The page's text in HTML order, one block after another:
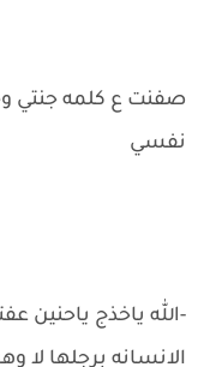
صفنت ع كلمه جنتي
نفسي
-الله ياخذج ياحنين
الانسانه برجلها لا